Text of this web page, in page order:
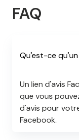
FAQ
Qu'est-ce qu'un
Un lien d'avis
que vous
d'avis pour
Facebook.